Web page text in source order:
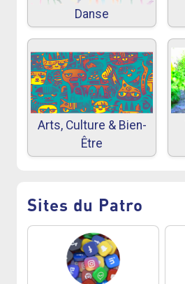
Danse
Arts, Culture & Bien-
Être
Sites du Patro